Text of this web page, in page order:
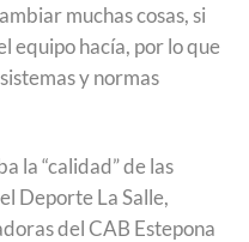
muchas cosas, si
equipo hacía, por lo que
y normas
la “calidad” de las
Deporte La Salle,
del CAB Estepona